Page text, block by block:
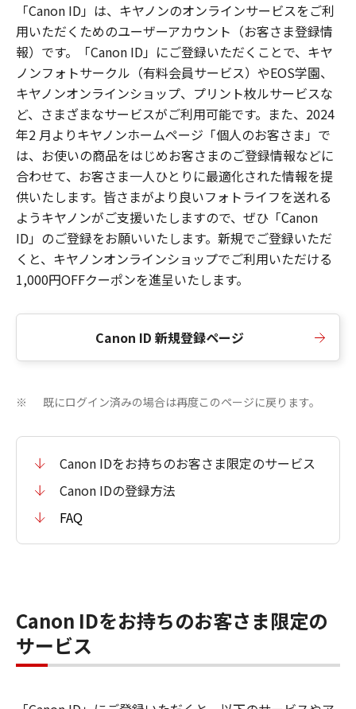
「Canon ID」は、キヤノンのオンラインサービスをご利
用いただくためのユーザーアカウント（お客さま登録情
報）です。「Canon ID」にご登録いただくことで、キヤ
ノンフォトサークル（有料会員サービス）やEOS学園、
キヤノンオンラインショップ、プリント枚ルサービスな
ど、さまざまなサービスがご利用可能です。また、2024
年2 月よりキヤノンホームページ「個人のお客さま」で
は、お使いの商品をはじめお客さまのご登録情報などに
合わせて、お客さま一人ひとりに最適化された情報を提
供いたします。皆さまがより良いフォトライフを送れる
ようキヤノンがご支援いたしますので、ぜひ「Canon
ID」のご登録をお願いいたします。新規でご登録いただ
くと、キヤノンオンラインショップでご利用いただける
1,000円OFFクーポンを進呈いたします。
Canon ID 新規登録ページ
※ 既にログイン済みの場合は再度このページに戻ります。
Canon IDをお持ちのお客さま限定のサービス
Canon IDの登録方法
FAQ
Canon IDをお持ちのお客さま限定の
サービス